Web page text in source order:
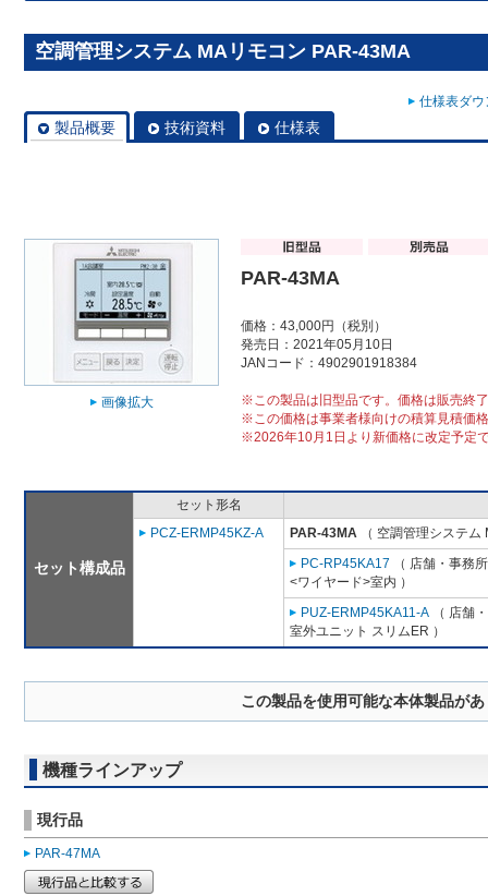
空調管理システム MAリモコン PAR-43MA
仕様表ダ
製品概要 技術資料 仕様表
画像拡大
PAR-43MA
価格：43,000円（税別）
発売日：2021年05月10日
JANコード：4902901918384
※この製品は旧型品です。価格は販売終
※この価格は事業者様向けの積算見積価
※2026年10月1日より新価格に改定予定
セット構成品
セット形名
PCZ-ERMP45KZ-A
PAR-43MA （ 空調管理システム
PC-RP45KA17 （ 店舗・事務
<ワイヤード>室内 ）
PUZ-ERMP45KA11-A （ 店舗
室外ユニット スリムER ）
この製品を使用可能な本体製品が
機種ラインアップ
現行品
PAR-47MA